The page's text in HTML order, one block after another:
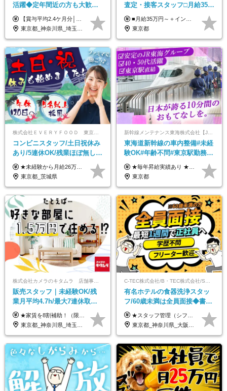
活躍◆定年間近の方も大歓
迎！◆出勤はお昼から◆平均
賞与2.4ヶ月分◆残業少なめ
【賞与平均2.4ケ月分│決算賞与も20年以上連続で支給中！】 ＜月収例＞ 月収29万円（地域限定正社員／残業代・各種手当含む） 月収26万円（契約社員／残業代・各種手当含む） ◆月給：月給258,400円～361,500円＋残業代＋各種手当 ※給与は前職での経験、スキルを考慮し、決定します ※残業代は全額支給します ※契約社員としてご入社いただく方は、賞与額に差異あり。詳細は面接でお話しします ※試用期間3ヶ月あり。条件に変更はありません ※契約社員の場合：契約期間12カ月（更新あり） ※60歳未満でご入社いただいた方も、60歳になったタイミングで雇用形態は契約社員に切り替えとなります。
東京都_神奈川県_埼玉県_千葉県_茨城県_栃木県_群馬県
査定・接客スタッフ□⽉給35万
円以上＋毎⽉インセン□年休
120日以上□土日休み
■月給35万円～＋インセンティブ＋各種手当 ※固定残業代（月45時間分87,600円～）を含む。超過した場合は別途残業代を支給いたします ※経験・年齢などを考慮の上、決定します ※試用期間3ヶ月あり（待遇に変動なし）
東京都
株式会社ＥＶＥＲＹＦＯＯＤ 東京本社
コンビニスタッフ/土日祝休み
あり/5連休OK/残業ほぼ無し/
賞与年2回/トイレ掃除・夜勤
無し/面接1回
★未経験から月給26万円スタート！ ★毎年1回（12月）の昇給＋賞与（年2回）で給与にしっかり反映！ 月給26万円＋賞与年2回＋交通費全額支給 ※リーダー・店長昇格後は基本給2万円UP＋役職手当支給 ※経験・スキルを考慮の上、決定します ※上記金額には固定残業代（21時間分・3万7300円以上）を含みます。超過分は別途全額支給します ※試用期間3ヶ月間あり（期間中の給与・待遇に差異はありません）
東京都_茨城県
新幹線メンテナンス東海株式会社【JR東海グループ】
東海道新幹線の車内整備#未経
験OK#年齢不問#東京駅勤務
#59歳まで正社員登用可＆登用
実績多数！
★毎年昇給実績あり ★入社3年で430万円も可(正社員登用された場合) ■入社時月収例：25万2840円(1万2040円×21日)＋賞与支給実績有（年2回・2025年度） 日給1万2040円 ※別途「超過勤務手当、祝繁手当、特殊手当」の支給有 ※試用期間中（2ヶ月）の待遇・雇用形態に差異はございません
東京都
株式会社カメラのキタムラ 店舗事業部【カメラのキタムラ】
販売スタッフ｜未経験OK/残
業月平均4.7h/最大7連休取得
可/全国募集/家賃8割を会社が
負担/賞与年2回
★家賃を8割補助！（限度額は地域により異なる） ※転勤による引っ越しが発生する場合 ＝＝＝＝＝＝＝＝＝＝＝＝＝＝＝＝＝＝＝＝＝＝＝ 例えば、家賃7.5万円なら6万円は会社で負担。 あなたが支払うのは、たったの1.5万円です！ 年間では自己負担額が約72万ほどお得になります！ ＝＝＝＝＝＝＝＝＝＝＝＝＝＝＝＝＝＝＝＝＝＝＝ 月給22万8,700円～26万3,100円＋賞与年2回（初回の支給は当社規定による）＋残業手当 ＜実際の給与例＞ *24歳:月給23万4,700円＋賞与年2回（初回の支給は当社規定による）＋残業手当＋諸手当 ※上記はあくまで参考月給です。ご経歴・年齢を考慮し、当社規定により決定します ※評価により昇給あり ※残業代は別途支給あり ※試用期間2ヶ月あり（期間中の給与・待遇に差異はありません） 【実在する社員の年収モデル】 年収530万円（30歳） 年収820万円（40歳） 【入社時の想定年収】 330万円～900万円
東京都_神奈川県_埼玉県_千葉県_大阪府_愛知県_北海道_青森県_宮城県_秋田県_山形県_茨城県_群馬県_新潟県_長野県_富山県_静岡県_三重県_兵庫県_京都府_広島県_岡山県_鳥取県_山口県_徳島県_香川県_愛媛県_福岡県_熊本県_佐賀県_長崎県_大分県_宮崎県_鹿児島県
有名ホテルの食器洗浄スタッ
フ/60歳未満は全員面接◆書類
選考なし◆ブランクOK◆月25
万～ ◆40～50代活躍
★スタッフ管理（シフト調整など）の経験があれば【月給28万円以上】 ★賞与支給実績：基本給の2ヶ月分～3ヶ月分 ＝＝ライフスタイルに合わせて働き方を選べます＝＝ ■正社員 ＜未経験者＞月給25万円～35万円＋賞与年2回 ＜経験者＞月給28万円～35万円＋賞与年2回 ※経験やスキルに応じて決定します ※残業代全額支給 ※試用期間（3ヶ月間）中の雇用形態や待遇に差異はありません ※正社員の場合、転勤の可能性あり ■契約社員 月給22万円～＋残業代全額支給 ※契約社員の場合、賞与の支給および転勤の可能性はありません ※勤務時間や勤務日数の希望があればご相談に応じます ※試用期間なし ※契約の更新 有(勤務状況により判断する) 更新上限 有(通算契約期間の上限 1年/更新回数の上限 なし)
東京都_神奈川県_大阪府_愛知県_北海道_京都府_福岡県_沖縄県